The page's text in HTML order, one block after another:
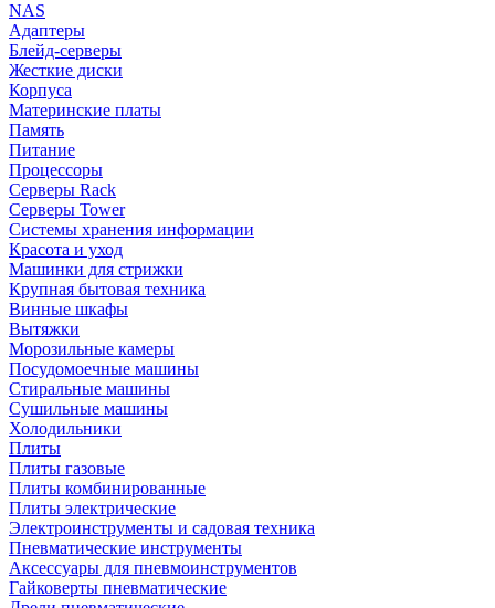
NAS
Адаптеры
Блейд-серверы
Жесткие диски
Корпуса
Материнские платы
Память
Питание
Процессоры
Серверы Rack
Серверы Tower
Системы хранения информации
Красота и уход
Машинки для стрижки
Крупная бытовая техника
Винные шкафы
Вытяжки
Морозильные камеры
Посудомоечные машины
Стиральные машины
Сушильные машины
Холодильники
Плиты
Плиты газовые
Плиты комбинированные
Плиты электрические
Электроинструменты и садовая техника
Пневматические инструменты
Аксессуары для пневмоинструментов
Гайковерты пневматические